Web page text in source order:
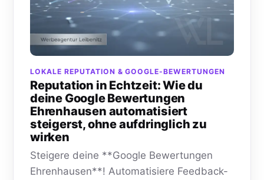
LOKALE REPUTATION & GOOGLE-BEWERTUNGEN
Reputation in Echtzeit: Wie du
deine Google Bewertungen
Ehrenhausen automatisiert
steigerst, ohne aufdringlich zu
wirken
Steigere deine **Google Bewertungen
Ehrenhausen**! Automatisiere Feedback-